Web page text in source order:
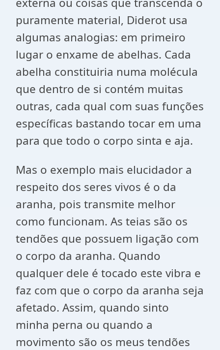
puramente material, Diderot usa
algumas analogias: em primeiro
lugar o enxame de abelhas. Cada
abelha constituiria numa molécula
que dentro de si contém muitas
outras, cada qual com suas funções
específicas bastando tocar em uma
para que todo o corpo sinta e aja.
Mas o exemplo mais elucidador a
respeito dos seres vivos é o da
aranha, pois transmite melhor
como funcionam. As teias são os
tendões que possuem ligação com
o corpo da aranha. Quando
qualquer dele é tocado este vibra e
faz com que o corpo da aranha seja
afetado. Assim, quando sinto
minha perna ou quando a
movimento são os meus tendões